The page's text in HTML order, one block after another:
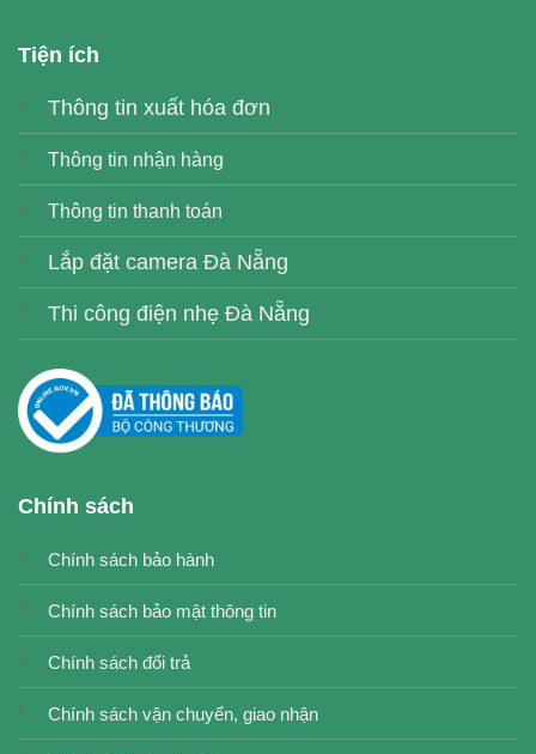
Tiện ích
Thông tin xuất hóa đơn
Thông tin nhận hàng
Thông tin thanh toán
Lắp đặt camera Đà Nẵng
Thi công điện nhẹ Đà Nẵng
Chính sách
Chính sách bảo hành
Chính sách bảo mật thông tin
Chính sách đổi trả
Chính sách vận chuyển, giao nhận